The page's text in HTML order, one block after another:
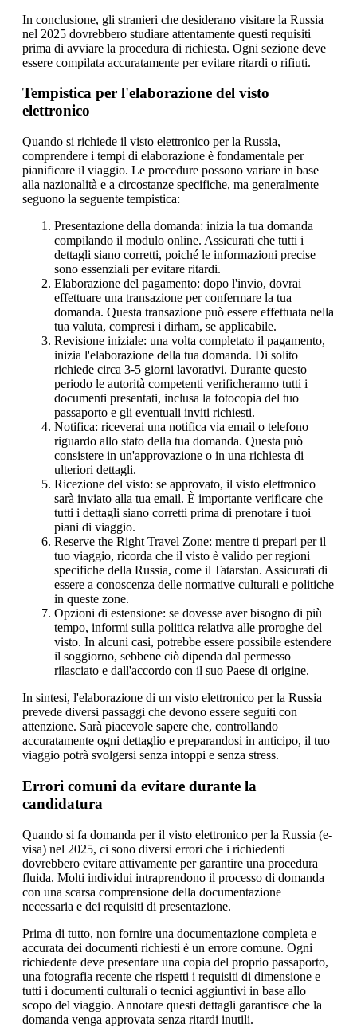
In conclusione, gli stranieri che desiderano visitare la Russia
nel 2025 dovrebbero studiare attentamente questi requisiti
prima di avviare la procedura di richiesta. Ogni sezione deve
essere compilata accuratamente per evitare ritardi o rifiuti.
Tempistica per l'elaborazione del visto
elettronico
Quando si richiede il visto elettronico per la Russia,
comprendere i tempi di elaborazione è fondamentale per
pianificare il viaggio. Le procedure possono variare in base
alla nazionalità e a circostanze specifiche, ma generalmente
seguono la seguente tempistica:
Presentazione della domanda: inizia la tua domanda
compilando il modulo online. Assicurati che tutti i
dettagli siano corretti, poiché le informazioni precise
sono essenziali per evitare ritardi.
Elaborazione del pagamento: dopo l'invio, dovrai
effettuare una transazione per confermare la tua
domanda. Questa transazione può essere effettuata nella
tua valuta, compresi i dirham, se applicabile.
Revisione iniziale: una volta completato il pagamento,
inizia l'elaborazione della tua domanda. Di solito
richiede circa 3-5 giorni lavorativi. Durante questo
periodo le autorità competenti verificheranno tutti i
documenti presentati, inclusa la fotocopia del tuo
passaporto e gli eventuali inviti richiesti.
Notifica: riceverai una notifica via email o telefono
riguardo allo stato della tua domanda. Questa può
consistere in un'approvazione o in una richiesta di
ulteriori dettagli.
Ricezione del visto: se approvato, il visto elettronico
sarà inviato alla tua email. È importante verificare che
tutti i dettagli siano corretti prima di prenotare i tuoi
piani di viaggio.
Reserve the Right Travel Zone: mentre ti prepari per il
tuo viaggio, ricorda che il visto è valido per regioni
specifiche della Russia, come il Tatarstan. Assicurati di
essere a conoscenza delle normative culturali e politiche
in queste zone.
Opzioni di estensione: se dovesse aver bisogno di più
tempo, informi sulla politica relativa alle proroghe del
visto. In alcuni casi, potrebbe essere possibile estendere
il soggiorno, sebbene ciò dipenda dal permesso
rilasciato e dall'accordo con il suo Paese di origine.
In sintesi, l'elaborazione di un visto elettronico per la Russia
prevede diversi passaggi che devono essere seguiti con
attenzione. Sarà piacevole sapere che, controllando
accuratamente ogni dettaglio e preparandosi in anticipo, il tuo
viaggio potrà svolgersi senza intoppi e senza stress.
Errori comuni da evitare durante la
candidatura
Quando si fa domanda per il visto elettronico per la Russia (e-
visa) nel 2025, ci sono diversi errori che i richiedenti
dovrebbero evitare attivamente per garantire una procedura
fluida. Molti individui intraprendono il processo di domanda
con una scarsa comprensione della documentazione
necessaria e dei requisiti di presentazione.
Prima di tutto, non fornire una documentazione completa e
accurata dei documenti richiesti è un errore comune. Ogni
richiedente deve presentare una copia del proprio passaporto,
una fotografia recente che rispetti i requisiti di dimensione e
tutti i documenti culturali o tecnici aggiuntivi in base allo
scopo del viaggio. Annotare questi dettagli garantisce che la
domanda venga approvata senza ritardi inutili.